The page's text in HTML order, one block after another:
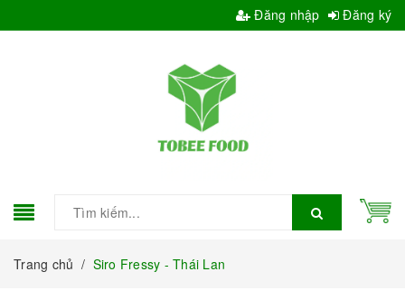
Đăng nhập Đăng ký
Trang chủ / Siro Fressy - Thái Lan